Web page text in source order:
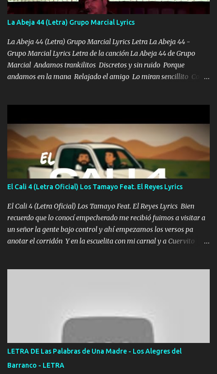
de este León los estatales no sé esperaron Al tiro esta la PrimiZa
también la nueve que cargo al lado doy la mano al que su amigo y
al traicionero damos pa abajo Y No me paran aquí hay pa más
pues hay charola les voy a dar hasta topar pues no hay de otra...
La Abeja 44 (Letra) Grupo Marcial Lyrics
La Abeja 44 (Letra) Grupo Marcial Lyrics Letra La Abeja 44 -
Grupo Marcial Lyrics Letra de la canción La Abeja 44 de Grupo
Marcial Andamos trankilitos Discretos y sin ruido Porque
andamos en la mana Relajado el amigo Lo miran sencillito Con
coronamos Se jala los marciales Y sus guitarras ya van sonando
Un gallardo me prendo Para agarrar el vuelo y la mente y
tranquilizando Tomense un buen trago Y así es como empezamos
los versos que voy cantando (Music) A vido alta y bajas La carreta
se atora Pero nunca le aflojamos Ya me han pasado cosas Y
aunque ustedes no sepan Pero la vida es muy corta Hay que
echarle chingazos Y seguir trabajando porque nada es...
El Cali 4 (Letra Oficial) Los Tamayo Feat. El Reyes Lyrics
El Cali 4 (Letra Oficial) Los Tamayo Feat. El Reyes Lyrics Bien
recuerdo que lo conocí empecherado me recibió fuimos a visitar a
un señor la gente bajo control y ahí empezamos los versos pa
anotar el corridón Y en la escuelita con mi carnal y a Cuervito
verde se le extraña pa que sepan Aquí Pura GENTE DE LA RANA 🐸
POR CLAVE ES EL CALI 4 EN LA CIUDAD TIJUANA Música Al
tirante andamos mi carnal atento a cualquier necesidad no porque
se ve limpio el camino nos confiamos al andar y nunca con la
misma piedra me vuelvo a tropezar Cuando ando de enamorado
LETRA DE Las Palabras de Una Madre - Los Alegres del
Barranco - LETRA